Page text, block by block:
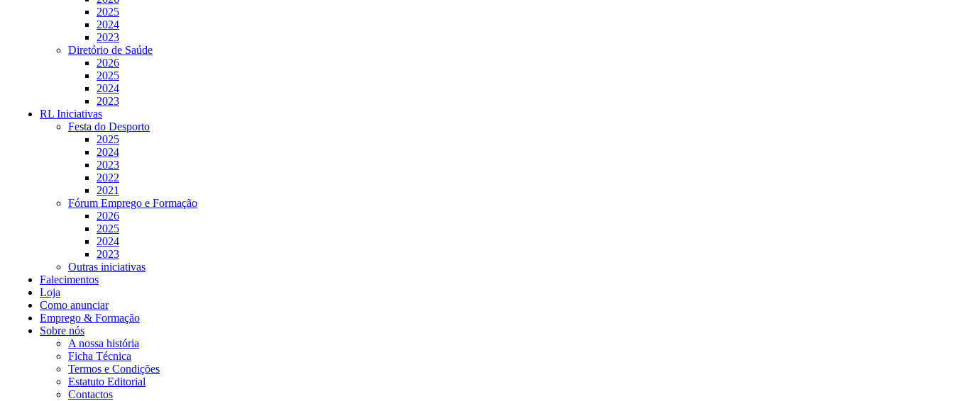
2025
2024
2023
Diretório de Saúde
2026
2025
2024
2023
RL Iniciativas
Festa do Desporto
2025
2024
2023
2022
2021
Fórum Emprego e Formação
2026
2025
2024
2023
Outras iniciativas
Falecimentos
Loja
Como anunciar
Emprego & Formação
Sobre nós
A nossa história
Ficha Técnica
Termos e Condições
Estatuto Editorial
Contactos